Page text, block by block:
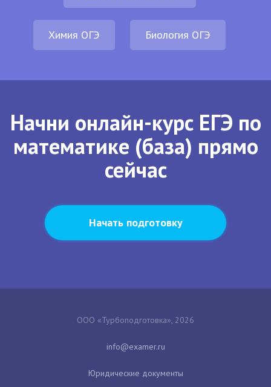
Химия ОГЭ Биология ОГЭ
Начни онлайн-курс ЕГЭ по
математике (база) прямо
сейчас
Начать подготовку
ООО «Турбоподготовка», 2026
Юридические документы